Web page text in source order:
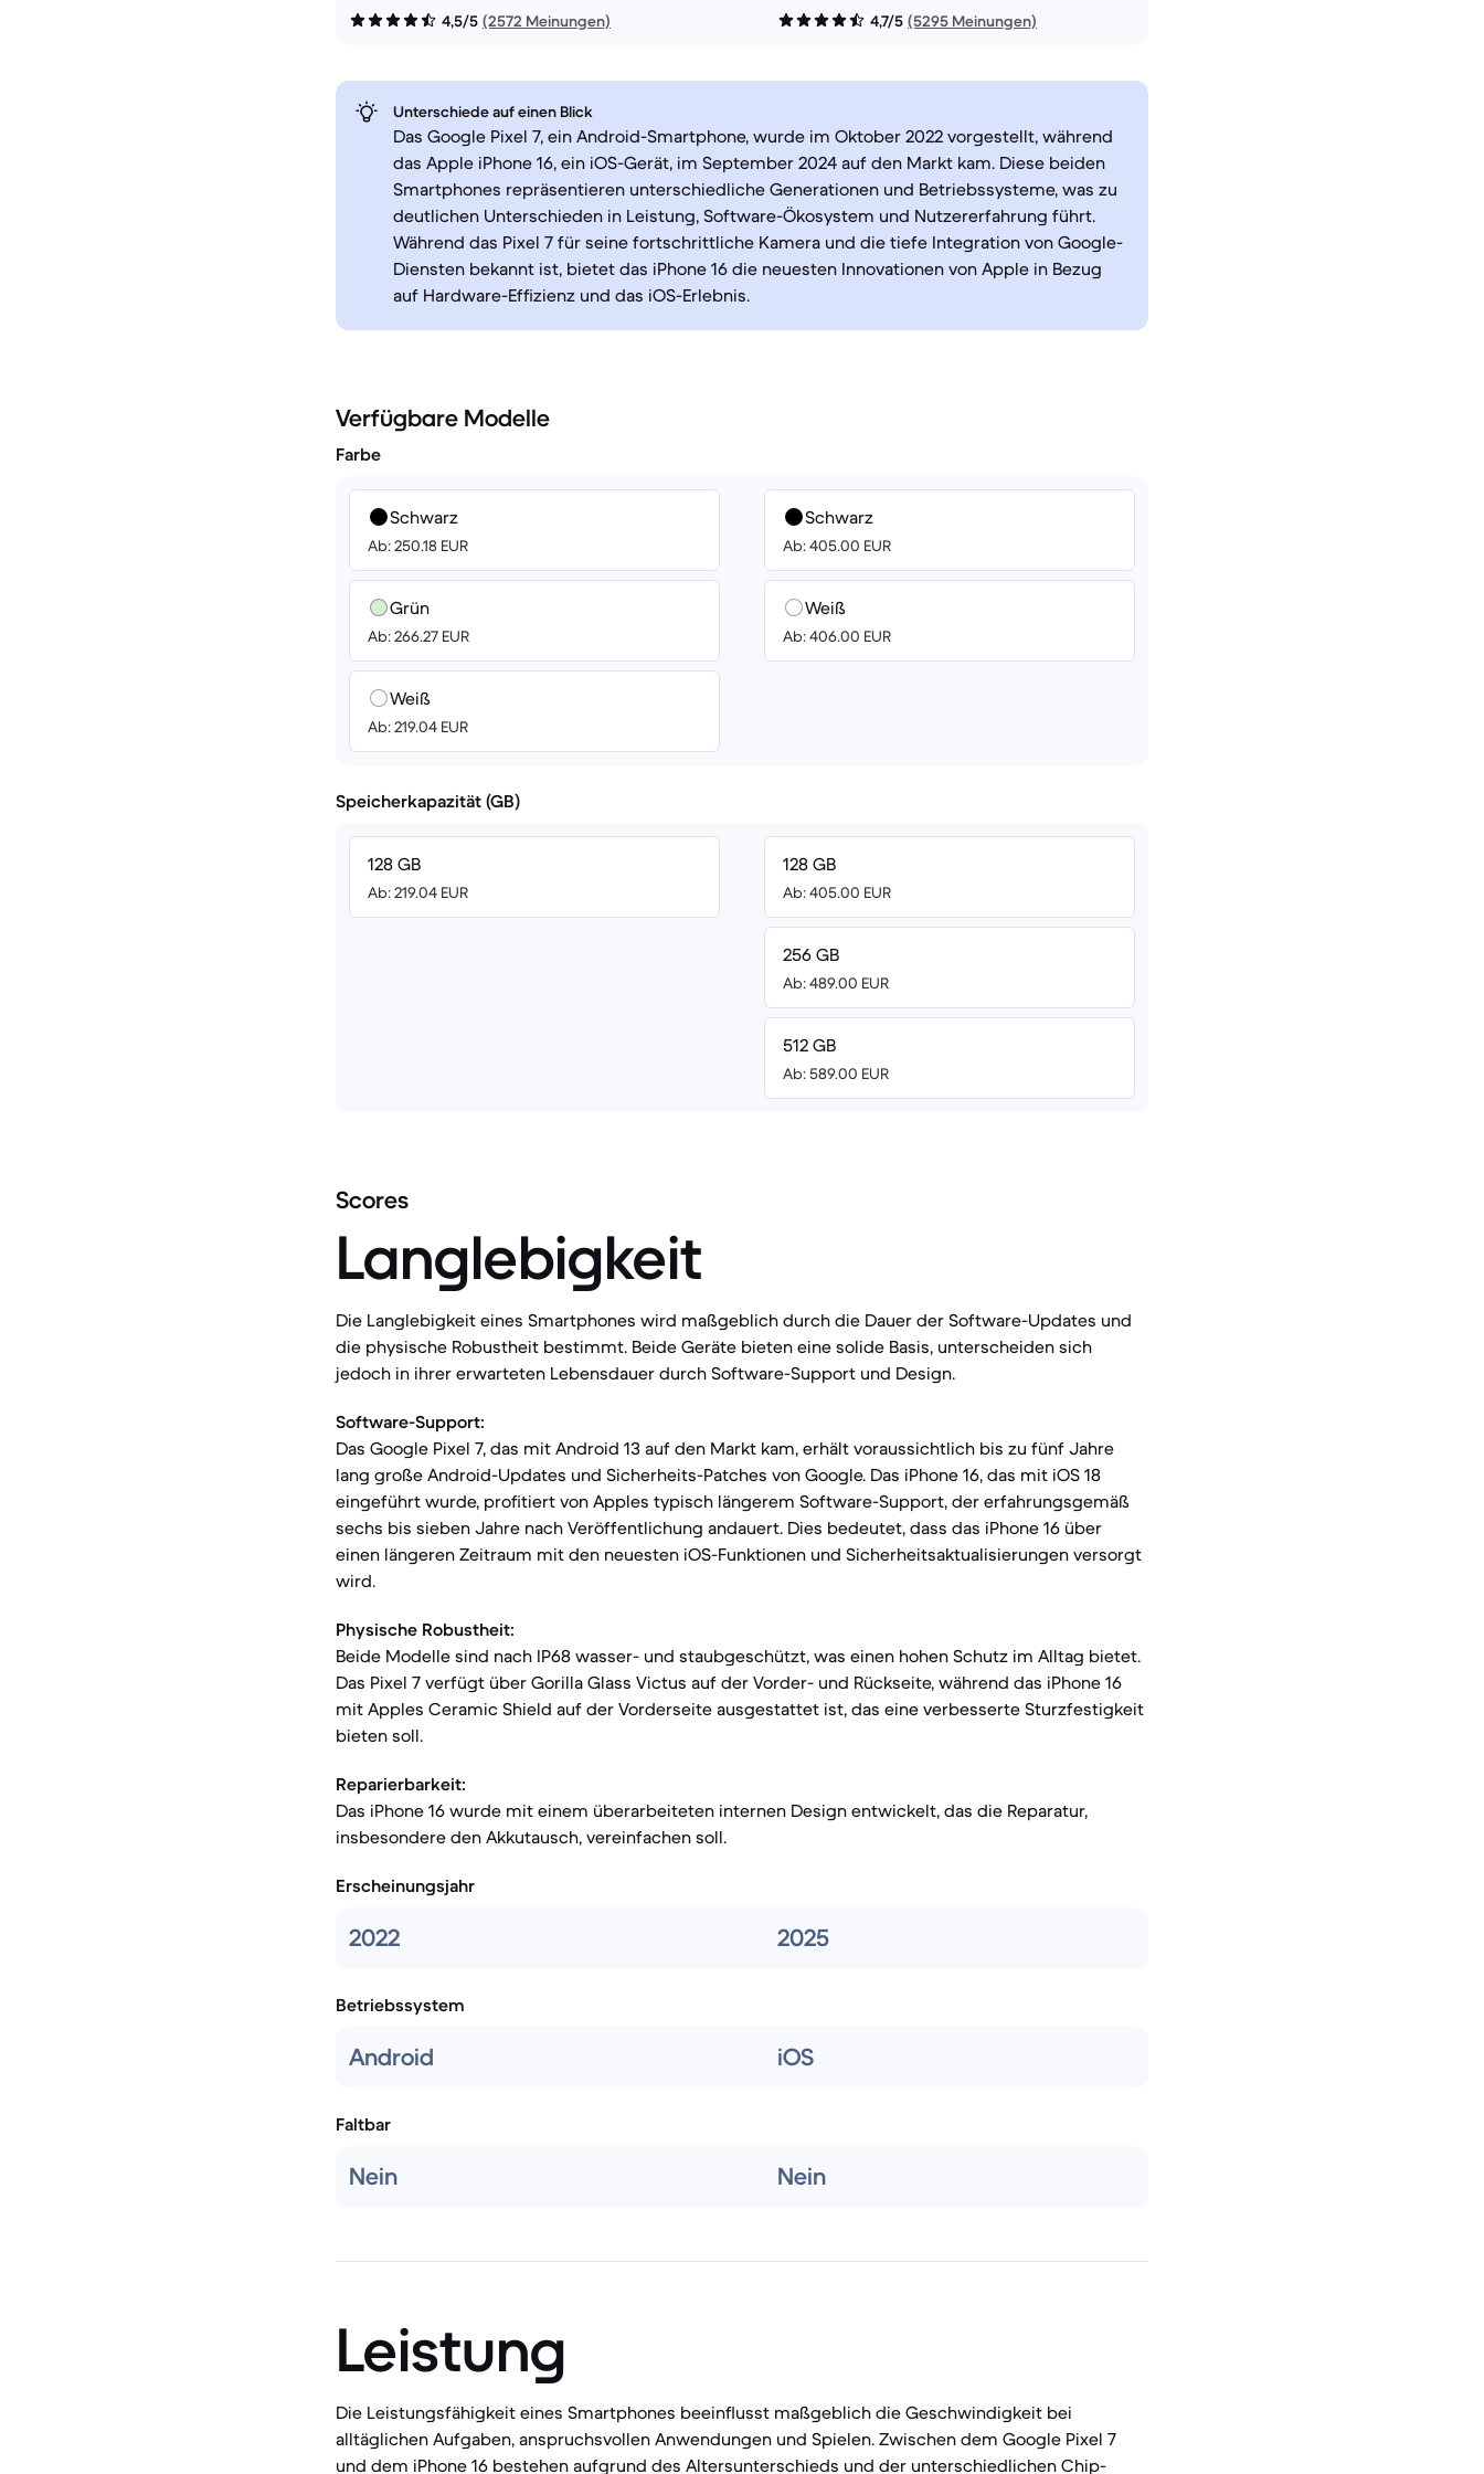
4,5/5 (2572 Meinungen) 4,7/5 (5295 Meinungen)
Unterschiede auf einen Blick
Das Google Pixel 7, ein Android-Smartphone, wurde im Oktober 2022 vorgestellt, während
das Apple iPhone 16, ein iOS-Gerät, im September 2024 auf den Markt kam. Diese beiden
Smartphones repräsentieren unterschiedliche Generationen und Betriebssysteme, was zu
deutlichen Unterschieden in Leistung, Software-Ökosystem und Nutzererfahrung führt.
Während das Pixel 7 für seine fortschrittliche Kamera und die tiefe Integration von Google-
Diensten bekannt ist, bietet das iPhone 16 die neuesten Innovationen von Apple in Bezug
auf Hardware-Effizienz und das iOS-Erlebnis.
Verfügbare Modelle
Farbe
Schwarz
Ab: 250.18 EUR
Grün
Ab: 266.27 EUR
Weiß
Ab: 219.04 EUR
Schwarz
Ab: 405.00 EUR
Weiß
Ab: 406.00 EUR
Speicherkapazität (GB)
128 GB
Ab: 219.04 EUR
128 GB
Ab: 405.00 EUR
256 GB
Ab: 489.00 EUR
512 GB
Ab: 589.00 EUR
Scores
Langlebigkeit
Die Langlebigkeit eines Smartphones wird maßgeblich durch die Dauer der Software-Updates und
die physische Robustheit bestimmt. Beide Geräte bieten eine solide Basis, unterscheiden sich
jedoch in ihrer erwarteten Lebensdauer durch Software-Support und Design.
Software-Support:
Das Google Pixel 7, das mit Android 13 auf den Markt kam, erhält voraussichtlich bis zu fünf Jahre
lang große Android-Updates und Sicherheits-Patches von Google. Das iPhone 16, das mit iOS 18
eingeführt wurde, profitiert von Apples typisch längerem Software-Support, der erfahrungsgemäß
sechs bis sieben Jahre nach Veröffentlichung andauert. Dies bedeutet, dass das iPhone 16 über
einen längeren Zeitraum mit den neuesten iOS-Funktionen und Sicherheitsaktualisierungen versorgt
wird.
Physische Robustheit:
Beide Modelle sind nach IP68 wasser- und staubgeschützt, was einen hohen Schutz im Alltag bietet.
Das Pixel 7 verfügt über Gorilla Glass Victus auf der Vorder- und Rückseite, während das iPhone 16
mit Apples Ceramic Shield auf der Vorderseite ausgestattet ist, das eine verbesserte Sturzfestigkeit
bieten soll.
Reparierbarkeit:
Das iPhone 16 wurde mit einem überarbeiteten internen Design entwickelt, das die Reparatur,
insbesondere den Akkutausch, vereinfachen soll.
Erscheinungsjahr
2022 2025
Betriebssystem
Android iOS
Faltbar
Nein Nein
Leistung
Die Leistungsfähigkeit eines Smartphones beeinflusst maßgeblich die Geschwindigkeit bei
alltäglichen Aufgaben, anspruchsvollen Anwendungen und Spielen. Zwischen dem Google Pixel 7
und dem iPhone 16 bestehen aufgrund des Altersunterschieds und der unterschiedlichen Chip-